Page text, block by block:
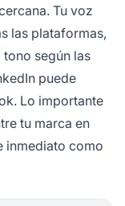
Tu voz
las plataformas,
según las
puede
Lo importante
tu marca en
inmediato como